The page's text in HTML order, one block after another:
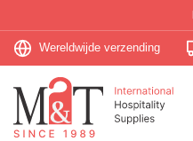
Wereldwijde verzending